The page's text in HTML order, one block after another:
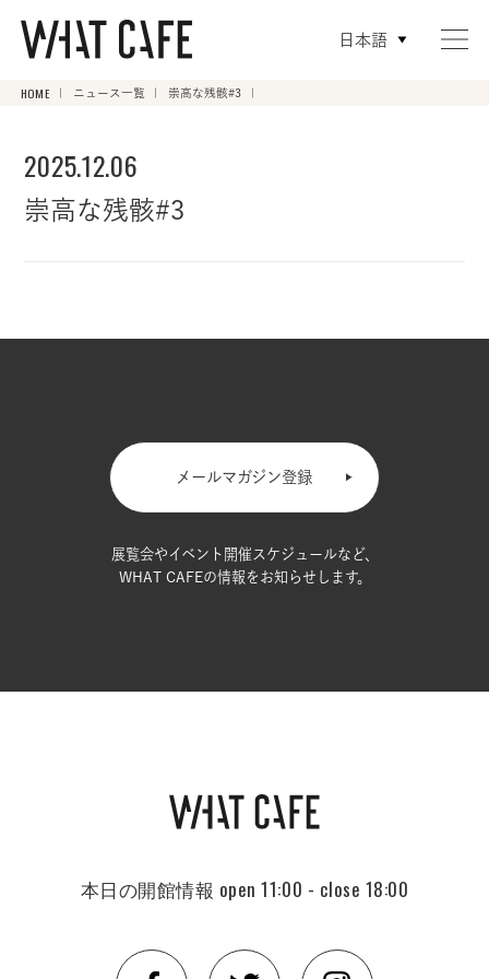
日本語
HOME ニュース一覧 崇高な残骸#3
2025.12.06
崇高な残骸#3
メールマガジン登録
展覧会やイベント開催スケジュールなど、
WHAT CAFEの情報をお知らせします。
本日の開館情報 open 11:00 - close 18:00